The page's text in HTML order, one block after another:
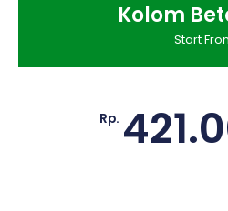
Kolom
Start
Rp.